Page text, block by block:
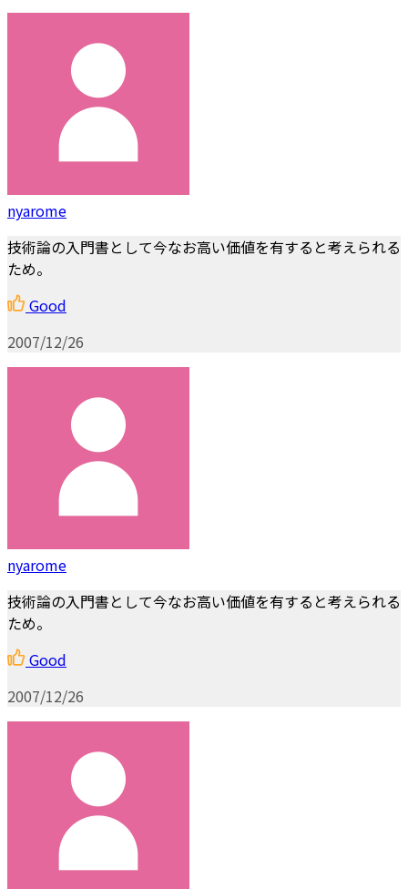
nyarome
技術論の入門書として今なお高い価値を有すると考えられる
ため。
Good
2007/12/26
nyarome
技術論の入門書として今なお高い価値を有すると考えられる
ため。
Good
2007/12/26